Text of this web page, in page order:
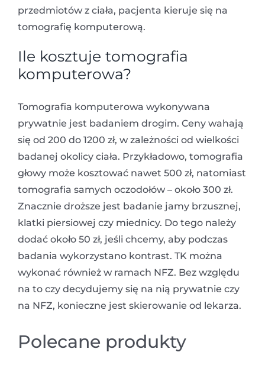
przedmiotów z ciała, pacjenta kieruje się na
tomografię komputerową.
Ile kosztuje tomografia
komputerowa?
Tomografia komputerowa wykonywana
prywatnie jest badaniem drogim. Ceny wahają
się od 200 do 1200 zł, w zależności od wielkości
badanej okolicy ciała. Przykładowo, tomografia
głowy może kosztować nawet 500 zł, natomiast
tomografia samych oczodołów – około 300 zł.
Znacznie droższe jest badanie jamy brzusznej,
klatki piersiowej czy miednicy. Do tego należy
dodać około 50 zł, jeśli chcemy, aby podczas
badania wykorzystano kontrast. TK można
wykonać również w ramach NFZ. Bez względu
na to czy decydujemy się na nią prywatnie czy
na NFZ, konieczne jest skierowanie od lekarza.
Polecane produkty